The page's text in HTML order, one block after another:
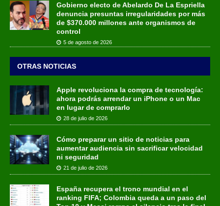
Gobierno electo de Abelardo De La Espriella
denuncia presuntas irregularidades por más
de $370.000 millones ante organismos de
control
5 de agosto de 2026
OTRAS NOTICIAS
Apple revoluciona la compra de tecnología:
ahora podrás arrendar un iPhone o un Mac
en lugar de comprarlo
28 de julio de 2026
Cómo preparar un sitio de noticias para
aumentar audiencia sin sacrificar velocidad
ni seguridad
21 de julio de 2026
España recupera el trono mundial en el
ranking FIFA; Colombia queda a un paso del